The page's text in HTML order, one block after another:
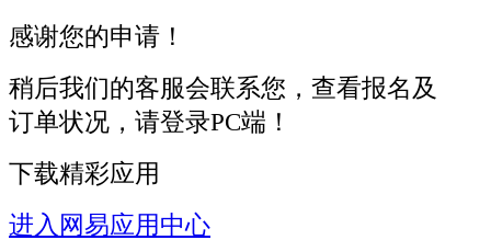
感谢您的申请！
稍后我们的客服会联系您，查看报名及
订单状况，请登录PC端！
下载精彩应用
进入网易应用中心